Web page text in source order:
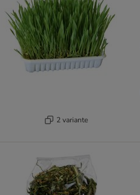
2 variante